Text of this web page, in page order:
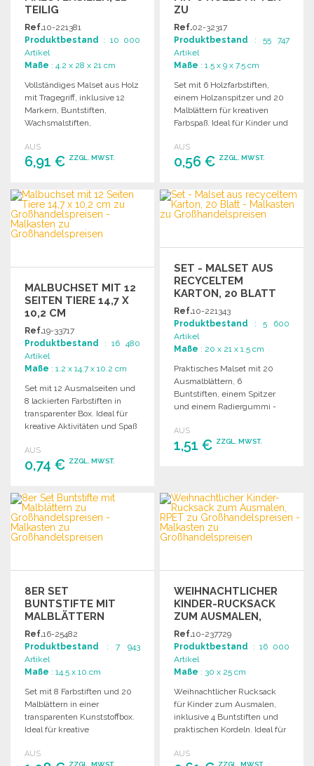
TEILIG
Ref.10-221381
Produktbestand : 10 000
Artikel
Maße : 4.2 x 28 x 21 cm
Vollständiges Malset aus Holz
mit Tragegriff, inklusive 12
Markern, Buntstiften,
Wachsmalstiften,
mehr.
AUS
6,91 € ZZGL. MWST.
BESTELLEN
Angebot anfordern
ZU
GROSSHANDELSPREISEN
Ref.02-32317
Produktbestand : 55 747
Artikel
Maße : 1.5 x 9 x 7.5 cm
Set mit 6 Holzfarbstiften,
einem Holzanspitzer und 20
Malblättern für kreativen
Farbspaß. Ideal für Kinder und
AUS
0,56 € ZZGL. MWST.
BESTELLEN
Angebot anfordern
MALBUCHSET MIT 12
SEITEN TIERE 14,7 X
10,2 CM
Ref.19-33717
Produktbestand : 16 480
Artikel
Maße : 1.2 x 14.7 x 10.2 cm
Set mit 12 Ausmalseiten und
8 lackierten Farbstiften in
transparenter Box. Ideal für
kreative Aktivitäten und Spaß
AUS
0,74 € ZZGL. MWST.
BESTELLEN
Angebot anfordern
SET - MALSET AUS
RECYCELTEM
KARTON, 20 BLATT
Ref.10-221343
Produktbestand : 5 600
Artikel
Maße : 20 x 21 x 1.5 cm
Praktisches Malset mit 20
Ausmalblättern, 6
Buntstiften, einem Spitzer
und einem Radiergummi -
AUS
1,51 € ZZGL. MWST.
Angebot anfordern
8ER SET
BUNTSTIFTE MIT
MALBLÄTTERN
Ref.16-25482
Produktbestand : 7 943
Artikel
Maße : 14.5 x 10 cm
Set mit 8 Farbstiften und 20
Malblättern in einer
transparenten Kunststoffbox.
Ideal für kreative
Zeichnungen.
AUS
ZZGL. MWST.
WEIHNACHTLICHER
KINDER-RUCKSACK
ZUM AUSMALEN,
RPET
Ref.10-237729
Produktbestand : 16 000
Artikel
Maße : 30 x 25 cm
Weihnachtlicher Rucksack
für Kinder zum Ausmalen,
inklusive 4 Buntstiften und
praktischen Kordeln. Ideal für
AUS
ZZGL. MWST.